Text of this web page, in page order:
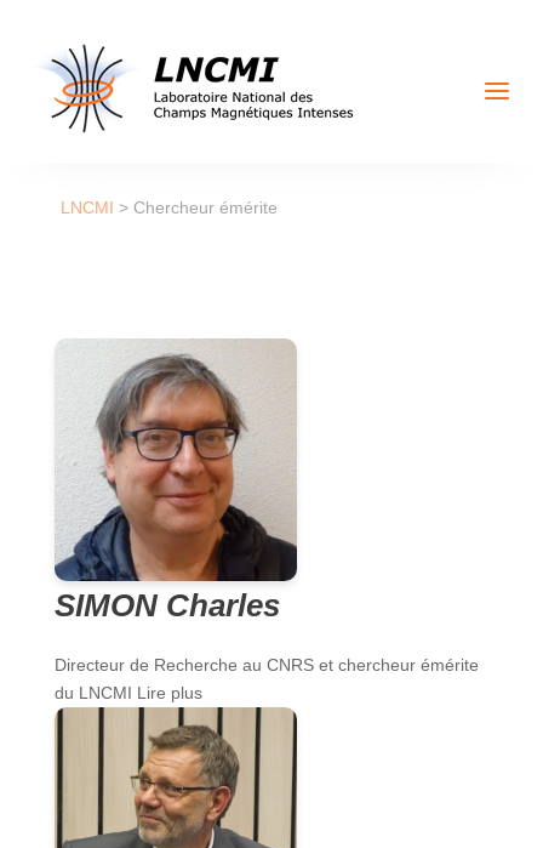
a
LNCMI > Chercheur émérite
SIMON Charles
Directeur de Recherche au CNRS et chercheur émérite
du LNCMI Lire plus